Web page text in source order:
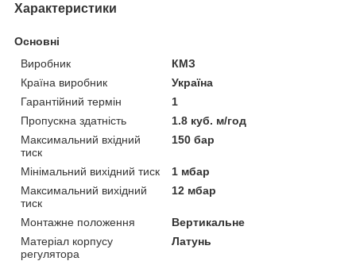
Характеристики
Основні
Виробник
КМЗ
Країна виробник
Україна
Гарантійний термін
1
Пропускна здатність
1.8 куб. м/год
Максимальний вхідний
тиск
150 бар
Мінімальний вихідний тиск
1 мбар
Максимальний вихідний
тиск
12 мбар
Монтажне положення
Вертикальне
Матеріал корпусу
регулятора
Латунь